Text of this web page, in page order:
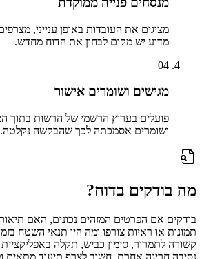
מציגים את העובדות באופן ענייני,
מדוע יש מקום לבחון את הדוח מחדש.
04
מגישים ושומרים אישור
פועלים בערוץ הרשמי של הרשות בתוך
ושומרים אסמכתה לכך שהבקשה נקלטה.
מה בודקים בדוח?
בודקים אם הפרטים המזהים נכונים, האם
תמונות או ראיות צורפו ומה היו תנאי השטח
קשורה לתמרור, סימון כביש, תקלה
נסיבה חריגה אחרת, חשוב לצרף תיעוד